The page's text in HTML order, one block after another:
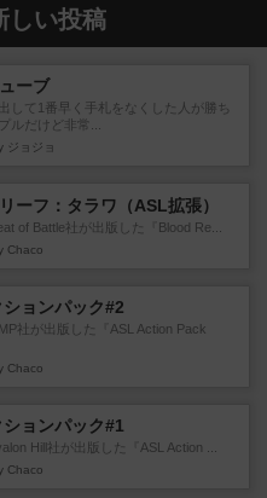
しい投稿
ーブ
して1番早く手札をなくした人が勝ち
ルだけど非常...
ジョジョ
ーフ：タラワ（ASL拡張）
of Battle社が出版した『Blood Re...
Chaco
ョンパック#2
社が出版した『ASL Action Pack
Chaco
ョンパック#1
Hill社が出版した『ASL Action ...
Chaco